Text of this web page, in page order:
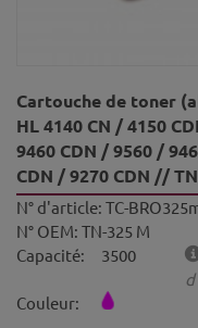
Cartouche de toner
HL 4140 CN / 4150
9460 CDN / 9560 /
CDN / 9270 CDN //
N° d'article: TC-
N° OEM: TN-325 M
Capacité:
3500
Couleur: